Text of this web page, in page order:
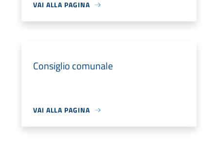
VAI ALLA PAGINA
Consiglio comunale
VAI ALLA PAGINA